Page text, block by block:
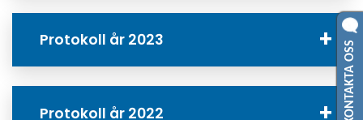
Protokoll år 2023
Protokoll år 2022 KONTAKTA OSS